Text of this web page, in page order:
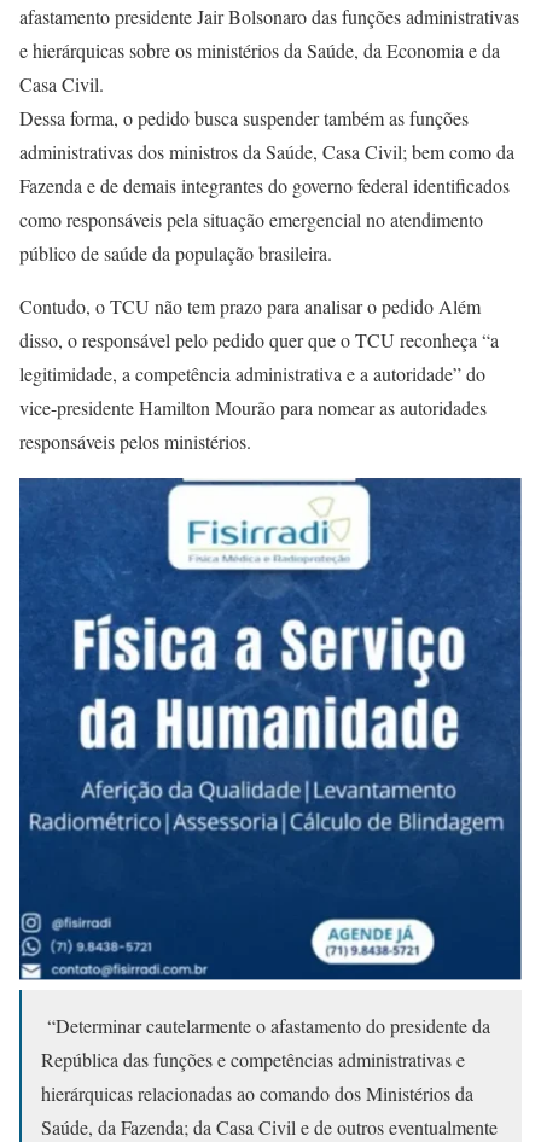
afastamento presidente Jair Bolsonaro das funções administrativas
e hierárquicas sobre os ministérios da Saúde, da Economia e da
Casa Civil.
Dessa forma, o pedido busca suspender também as funções
administrativas dos ministros da Saúde, Casa Civil; bem como da
Fazenda e de demais integrantes do governo federal identificados
como responsáveis pela situação emergencial no atendimento
público de saúde da população brasileira.
Contudo, o TCU não tem prazo para analisar o pedido Além
disso, o responsável pelo pedido quer que o TCU reconheça “a
legitimidade, a competência administrativa e a autoridade” do
vice-presidente Hamilton Mourão para nomear as autoridades
responsáveis pelos ministérios.
“Determinar cautelarmente o afastamento do presidente da
República das funções e competências administrativas e
hierárquicas relacionadas ao comando dos Ministérios da
Saúde, da Fazenda; da Casa Civil e de outros eventualmente